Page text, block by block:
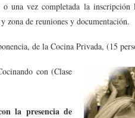
una vez completada la
zona de reuniones y documentación.
de la Cocina Privada, (15
con (Clase
la presencia de